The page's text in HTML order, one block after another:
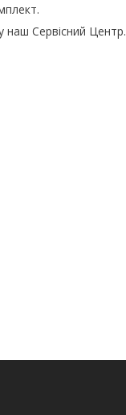
наш Сервісний Центр.